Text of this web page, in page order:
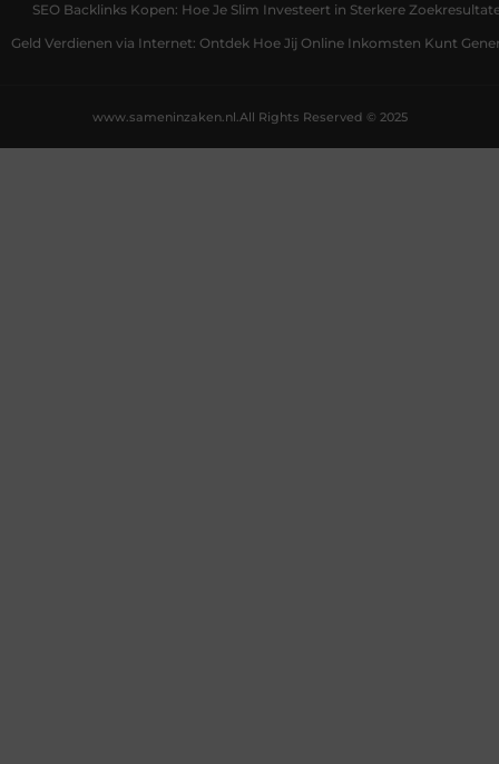
SEO Backlinks Kopen: Hoe Je Slim Investeert in Sterkere
Geld Verdienen via Internet: Ontdek Hoe Jij Online Inkomsten Kunt
All Rights Reserved © 2025
www.sameninzaken.nl.